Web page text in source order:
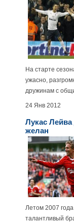
На старте
ужасно,
дружинам с
24 Янв 2012
Лукас Лейва
желан
Летом 2007 года
талантливый